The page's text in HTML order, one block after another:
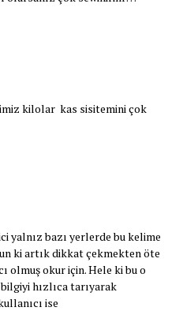
kilolar kas sisitemini çok
yalnız bazı yerlerde bu kelime
ki artık dikkat çekmekten öte
olmuş okur için. Hele ki bu o
hızlıca tarıyarak
ise